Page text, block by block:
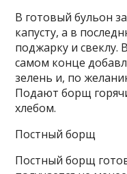
В готовый бульон
капусту, а в
поджарку и свеклу.
самом конце
зелень и, по
Подают борщ
хлебом.
Постный борщ
Постный борщ